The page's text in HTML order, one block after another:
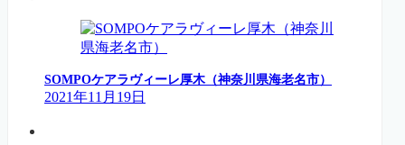
SOMPOケアラヴィーレ厚木（神奈川県海老名市）
2021年11月19日